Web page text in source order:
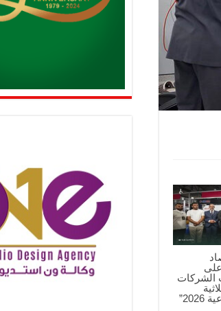
الشركات
مشهداني الصناعية 2026”